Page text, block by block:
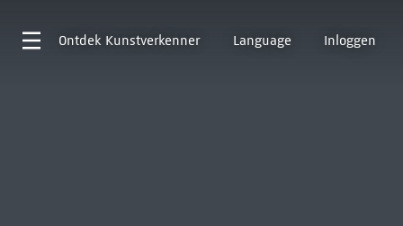
Ontdek Kunstverkenner Language Inloggen